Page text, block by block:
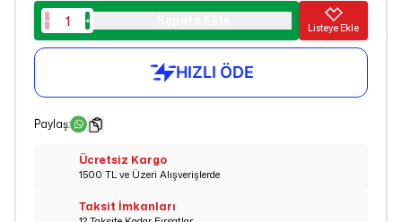
Listeye Ekle
Paylaş:
Ücretsiz Kargo
1500 TL ve Üzeri Alışverişlerde
Taksit İmkanları